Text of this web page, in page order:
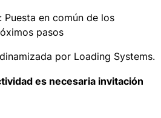
Puesta en común de los
pasos
por Loading Systems.
es necesaria invitación